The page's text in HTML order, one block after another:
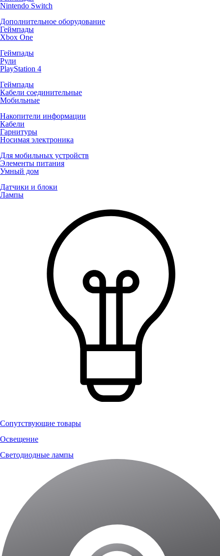
Nintendo Switch
Дополнительное оборудование
Геймпады
Xbox One
Геймпады
Рули
PlayStation 4
Геймпады
Кабели соединительные
Мобильные
Накопители информации
Кабели
Гарнитуры
Носимая электроника
Для мобильных устройств
Элементы питания
Умный дом
Датчики и блоки
Лампы
Сопутствующие товары
Освещение
Светодиодные лампы